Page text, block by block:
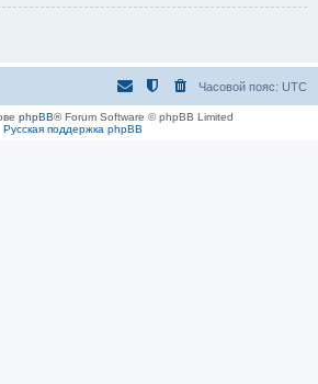
Часовой пояс: UTC
phpBB® Forum Software © phpBB Limited
Русская поддержка phpBB